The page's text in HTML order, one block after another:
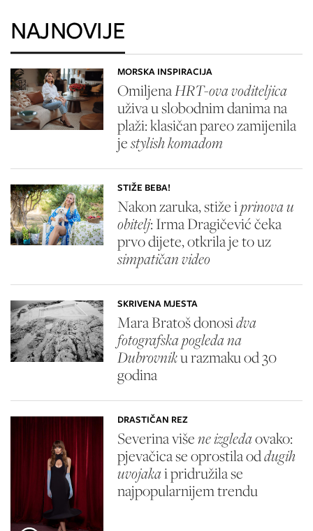
NAJNOVIJE
MORSKA INSPIRACIJA
OmiljenaHRT-ova voditeljica
uživa u slobodnim danima na
plaži: klasičan pareo zamijenila
jestylish komadom
STIŽE BEBA!
Nakon zaruka, stiže iprinova u
obitelj: Irma Dragičević čeka
prvo dijete, otkrila je to uz
simpatičan video
SKRIVENA MJESTA
Mara Bratoš donosidva
fotografska pogleda na
Dubrovniku razmaku od 30
godina
DRASTIČAN REZ
Severina višene izgledaovako:
pjevačica se oprostila oddugih
uvojakai pridružila se
najpopularnijem trendu